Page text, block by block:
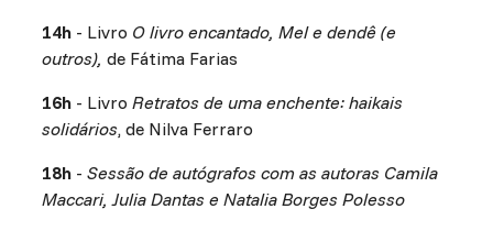
14h- Livro O livro encantado, Mel e dendê (e
outros), de Fátima Farias
16h- Livro Retratos de uma enchente: haikais
solidários, de Nilva Ferraro
18h- Sessão de autógrafos com as autoras Camila
Maccari, Julia Dantas e Natalia Borges Polesso